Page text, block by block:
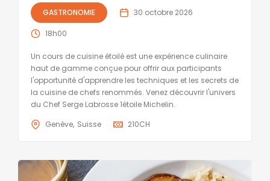
GASTRONOMIE 30 octobre 2026
18h00
Un cours de cuisine étoilé est une expérience culinaire
haut de gamme conçue pour offrir aux participants
l'opportunité d'apprendre les techniques et les secrets de
la cuisine de chefs renommés. Venez découvrir l'univers
du Chef Serge Labrosse 1étoile Michelin.
Genève Suisse 210CH